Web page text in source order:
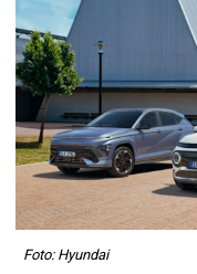
Foto: Hyundai